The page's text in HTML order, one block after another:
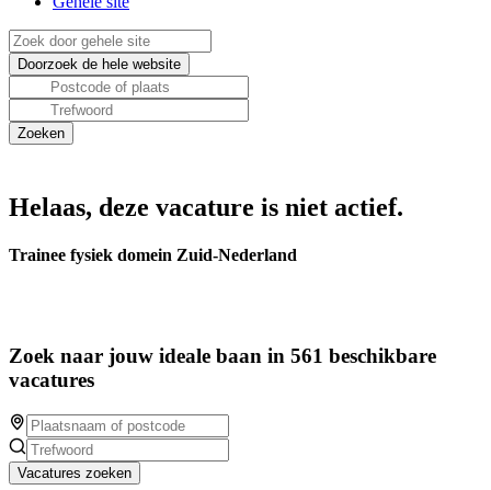
Helaas, deze vacature is niet actief.
Trainee fysiek domein Zuid-Nederland
Zoek naar jouw ideale baan in 561 beschikbare
vacatures
Vacatures zoeken